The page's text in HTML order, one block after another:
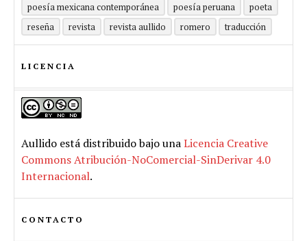
poesía mexicana contemporánea
poesía peruana
poeta
reseña
revista revista aullido romero traducción
LICENCIA
Aullido está distribuido bajo unaLicencia Creative
Commons Atribución-NoComercial-SinDerivar 4.0
Internacional.
CONTACTO